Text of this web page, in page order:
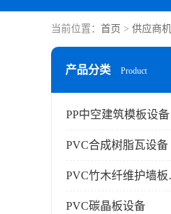
当前位置： 首页 > 供应商机
产品分类 Product
PP中空建筑模板设备
PVC合成树脂瓦设备
PVC碳晶板设备